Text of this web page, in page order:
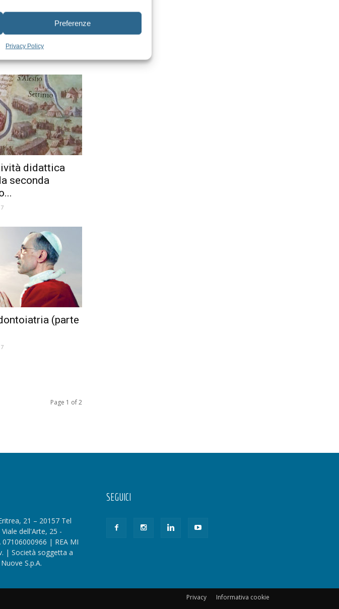
Preferenze
Privacy Policy
in
didattica
seconda
(parte
Page 1 of 2
21 – 20157 Tel
dell'Arte, 25 -
07106000966 | REA MI
| Società soggetta a
S.p.A.
SEGUICI
Privacy Informativa cookie